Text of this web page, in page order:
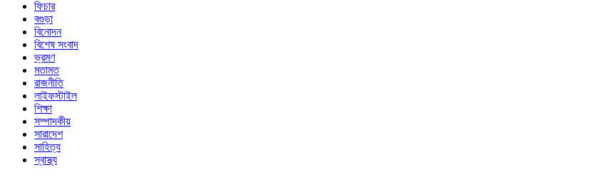
ফিচার
বগুড়া
বিনোদন
বিশেষ সংবাদ
ভ্রমণ
মতামত
রাজনীতি
লাইফস্টাইল
শিক্ষা
সম্পাদকীয়
সারাদেশ
সাহিত্য
স্বাস্থ্য